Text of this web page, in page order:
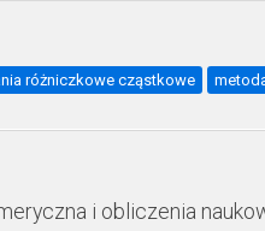
różniczkowe cząstkowe
i obliczenia